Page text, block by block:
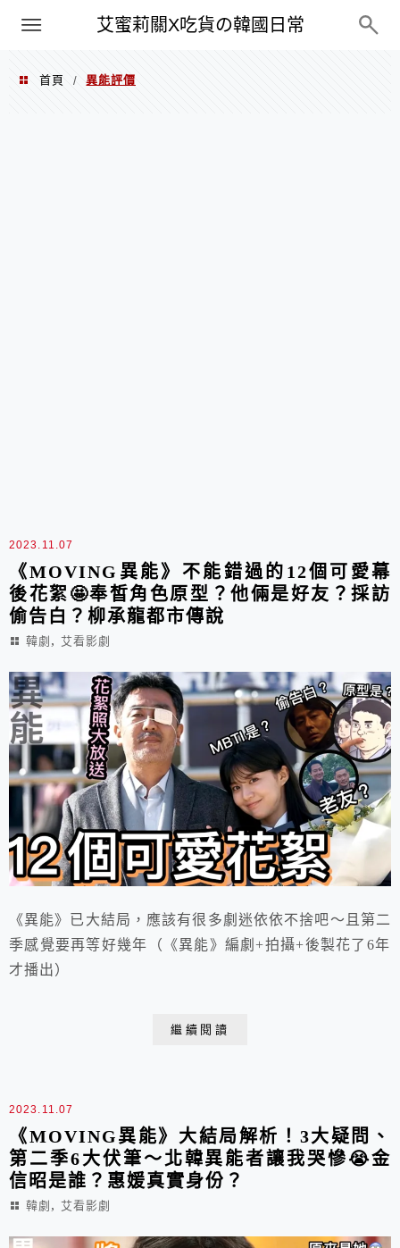
艾蜜莉關X吃貨の韓國日常
PXN
首頁 / 異能評價
2023.11.07
《MOVING異能》不能錯過的12個可愛幕
後花絮🤩奉皙角色原型？他倆是好友？採訪
偷告白？柳承龍都市傳說
韓劇 , 艾看影劇
《異能》已大結局，應該有很多劇迷依依不捨吧～且第二
季感覺要再等好幾年（《異能》編劇+拍攝+後製花了6年
才播出）
繼續閱讀
2023.11.07
《MOVING異能》大結局解析！3大疑問、
第二季6大伏筆～北韓異能者讓我哭慘😭金
信昭是誰？惠媛真實身份？
韓劇 , 艾看影劇